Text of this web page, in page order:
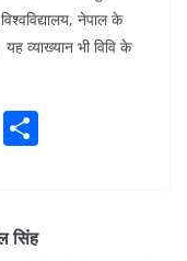
नेपाल के
यह व्याख्यान भी विवि के
Pr
e
सिंह